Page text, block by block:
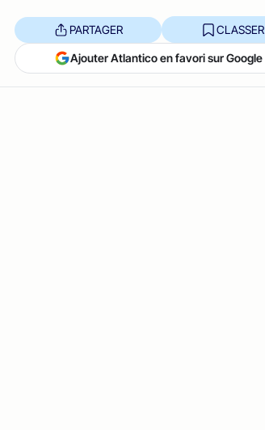
PARTAGER CLASSER
Ajouter Atlantico en favori sur Google